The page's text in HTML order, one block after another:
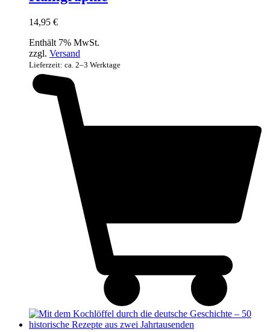
14,95 €
Enthält 7% MwSt.
zzgl. Versand
Lieferzeit: ca. 2–3 Werktage